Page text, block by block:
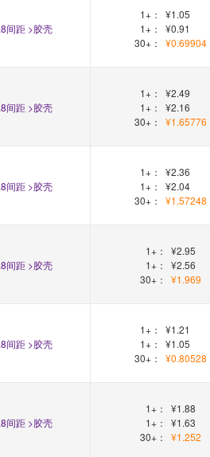
间距 >胶壳
1+：
¥1.05
1+：
¥0.91
30+：
¥0.69904
间距 >胶壳
1+：
¥2.49
1+：
¥2.16
30+：
¥1.65776
间距 >胶壳
1+：
¥2.36
1+：
¥2.04
30+：
¥1.57248
间距 >胶壳
1+：
¥2.95
1+：
¥2.56
30+：
¥1.969
间距 >胶壳
1+：
¥1.21
1+：
¥1.05
30+：
¥0.80528
间距 >胶壳
1+：
¥1.88
1+：
¥1.63
30+：
¥1.252